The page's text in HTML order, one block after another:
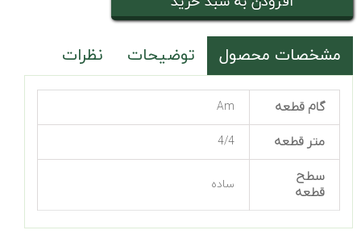
مشخصات محصول توضیحات نظرات
گام قطعه Am
متر قطعه 4/4
سطح
قطعه
ساده